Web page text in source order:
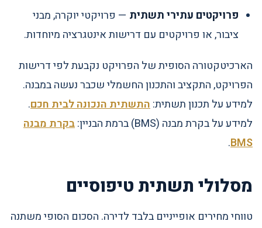
פרויקטים עתירי תשתית — פרויקטי יוקרה, מבני
ציבור, או פרויקטים עם דרישות אינטגרציה מיוחדות.
הארכיטקטורה הסופית של הפרויקט נקבעת לפי דרישות
הפרויקט, התקציב והתכנון החשמלי שכבר נעשה במבנה.
למידע על תכנון תשתית:התשתית הנכונה לבית חכם.
למידע על בקרת מבנה (BMS) ברמת הבניין:
בקרת מבנה
BMS
.
מסלולי תשתית טיפוסיים
טווחי מחירים אופייניים בלבד לדירה. הסכום הסופי משתנה